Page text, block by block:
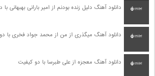
دانلود آهنگ دلیل زنده بودنم از امیر بارانی بهبهانی
دانلود آهنگ میگذری از من از محمد جواد فخری با
دانلود آهنگ معجزه از علی طبرسا با دو کیفیت